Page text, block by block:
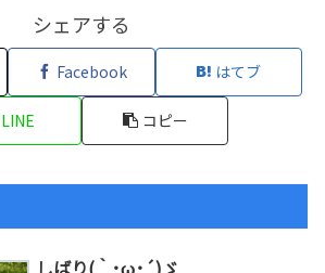
シェアする
Facebook はてブ
LINE コピー
しばり(｀･ω･´)ゞ